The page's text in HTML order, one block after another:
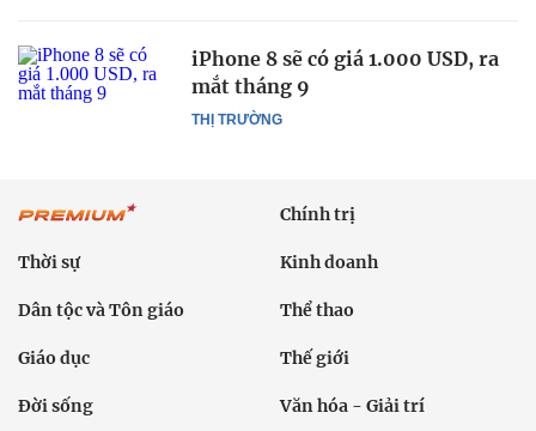
THỊ TRƯỜNG
iPhone 8 sẽ có giá 1.000 USD, ra
mắt tháng 9
Chính trị
Thời sự Kinh doanh
Dân tộc và Tôn giáo Thể thao
Giáo dục Thế giới
Đời sống Văn hóa - Giải trí